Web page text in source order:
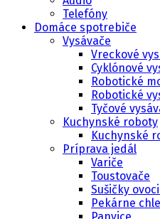
Telefóny
Domáce spotrebiče
Vysávače
Vreckové
Cyklónové
Robotické
Robotické
Tyčové
Kuchynské roboty
Kuchynské
Príprava jedál
Variče
Toustovače
Sušičky
Pekárne